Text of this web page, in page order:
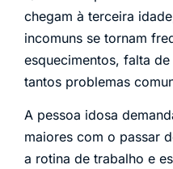
chegam à terceira
incomuns se tornam
esquecimentos, falta
tantos problemas
A pessoa idosa
maiores com o passar
a rotina de trabalho e